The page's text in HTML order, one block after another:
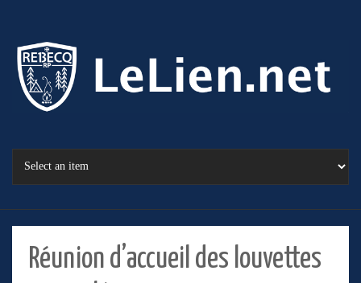
Réunion d’accueil des louvettes